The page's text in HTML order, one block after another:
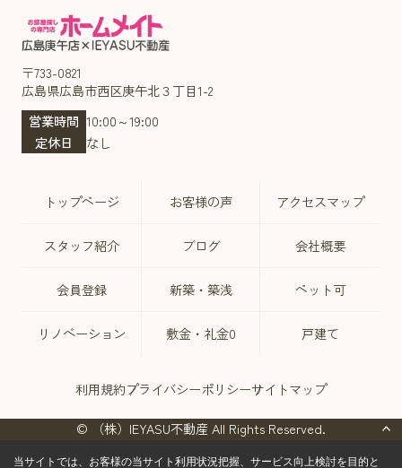
〒733-0821
広島県広島市西区庚午北３丁目1-2
営業時間 10:00～19:00
定休日
なし
トップページ お客様の声 アクセスマップ
スタッフ紹介 ブログ 会社概要
会員登録 新築・築浅 ペット可
リノベーション 敷金・礼金0 戸建て
利用規約プライバシーポリシーサイトマップ
© （株）IEYASU不動産 All Rights Reserved.
当サイトでは、お客様の当サイト利用状況把握、サービス向上検討を目的と